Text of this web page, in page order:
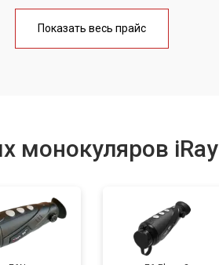
от 60 мин
Показать весь прайс
монокуляров iRay